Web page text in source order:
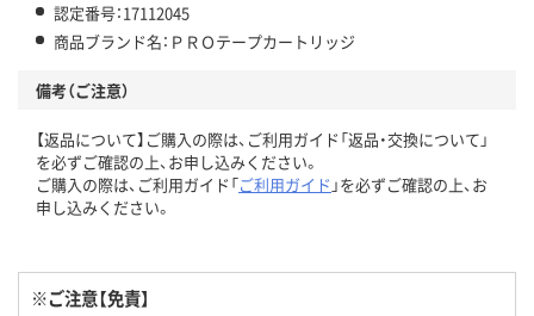
認定番号：17112045
商品ブランド名：ＰＲＯテープカートリッジ
備考（ご注意）
【返品について】ご購入の際は、ご利用ガイド「返品・交換について」
を必ずご確認の上、お申し込みください。
ご購入の際は、ご利用ガイド「ご利用ガイド 」を必ずご確認の上、お
申し込みください。
※ご注意【免責】